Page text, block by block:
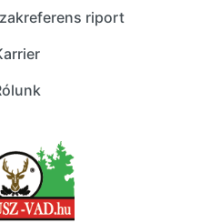
riport